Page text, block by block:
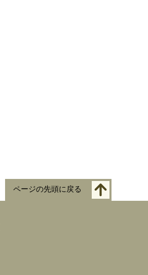
ページの先頭に戻る